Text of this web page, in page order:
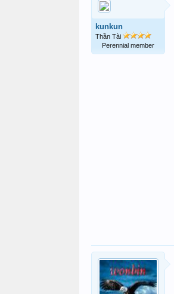
kunkun
Thần Tài
Perennial member